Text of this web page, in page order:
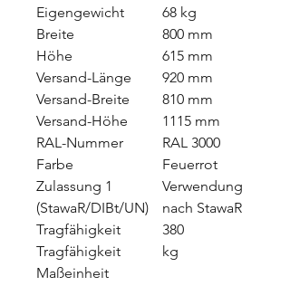
Eigengewicht
68 kg
Breite
800 mm
Höhe
615 mm
Versand-Länge
920 mm
Versand-Breite
810 mm
Versand-Höhe
1115 mm
RAL-Nummer
RAL 3000
Farbe
Feuerrot
Zulassung 1
(StawaR/DIBt/UN)
Verwendung
nach StawaR
Tragfähigkeit
380
Tragfähigkeit
Maßeinheit
kg